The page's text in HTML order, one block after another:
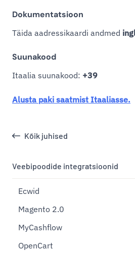
Kõik juhised
Veebipoodide integratsioonid
Ecwid
Magento 2.0
MyCashflow
OpenCart
Dokumentatsioon
Täida aadressikaardi andmed
Suunakood
Itaalia suunakood: +39
Alusta paki saatmist Itaaliasse.